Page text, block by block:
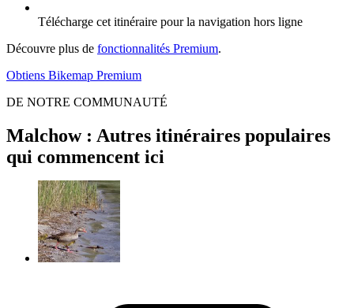
Télécharge cet itinéraire pour la navigation hors ligne
Découvre plus de fonctionnalités Premium.
Obtiens Bikemap Premium
DE NOTRE COMMUNAUTÉ
Malchow : Autres itinéraires populaires
qui commencent ici